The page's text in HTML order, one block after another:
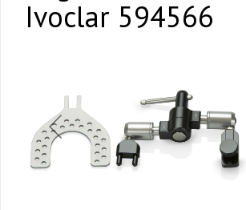
Ivoclar 594566